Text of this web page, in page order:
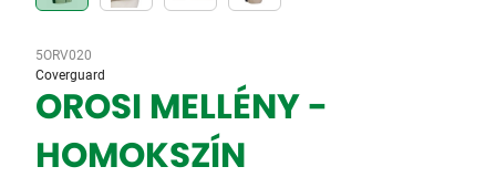
5ORV020
Coverguard
OROSI MELLÉNY -
HOMOKSZÍN